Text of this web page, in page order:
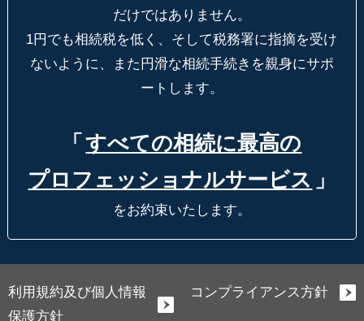
だけではありません。
1円でも相続税を低く、そして税務署に指摘を受け
ないように、
また円滑な相続手続きを親身にサポ
ートします。
「 すべての相続に最高の
プロフェッショナルサービス 」
をお約束いたします。
利用規約及び個人情報
保護方針
コンプライアンス方針